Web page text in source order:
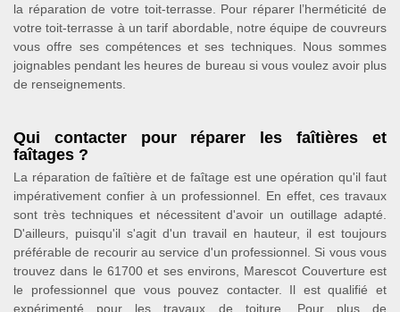
la réparation de votre toit-terrasse. Pour réparer l’herméticité de
votre toit-terrasse à un tarif abordable, notre équipe de couvreurs
vous offre ses compétences et ses techniques. Nous sommes
joignables pendant les heures de bureau si vous voulez avoir plus
de renseignements.
Qui contacter pour réparer les faîtières et
faîtages ?
La réparation de faîtière et de faîtage est une opération qu'il faut
impérativement confier à un professionnel. En effet, ces travaux
sont très techniques et nécessitent d'avoir un outillage adapté.
D'ailleurs, puisqu'il s'agit d'un travail en hauteur, il est toujours
préférable de recourir au service d'un professionnel. Si vous vous
trouvez dans le 61700 et ses environs, Marescot Couverture est
le professionnel que vous pouvez contacter. Il est qualifié et
expérimenté pour les travaux de toiture. Pour plus de